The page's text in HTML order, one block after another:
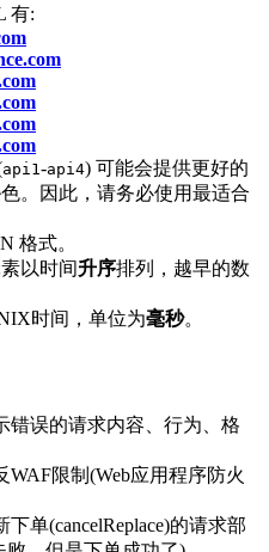
有:
api1 -api4) 可能会提供更好的
。因此，请务必使用最适合
格式。
以时间升序排列，越早的数
时间，单位为毫秒。
错误的请求内容、行为、格
WAF限制(Web应用程序防火
单(cancelReplace)的请求部